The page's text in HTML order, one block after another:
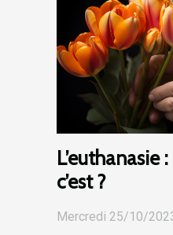
L’euthanasie
c’est ?
Mercredi 25/10/